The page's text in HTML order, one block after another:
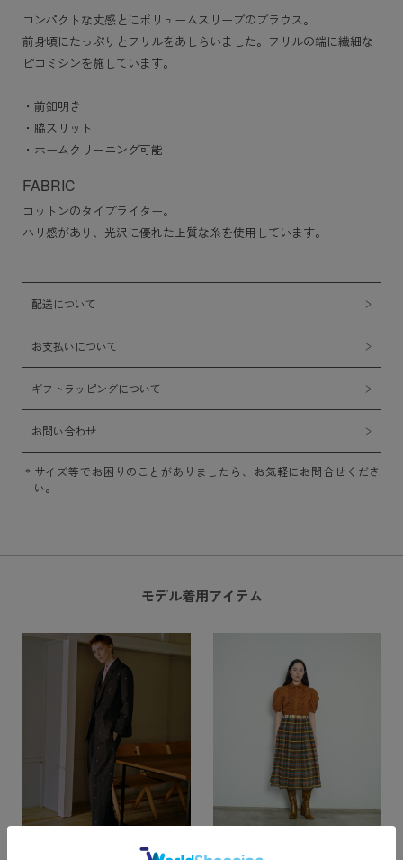
コンパクトな丈感とにボリュームスリーブのブラウス。
前身頃にたっぷりとフリルをあしらいました。フリルの端に繊細な
ピコミシンを施しています。
・前釦明き
・脇スリット
・ホームクリーニング可能
FABRIC
コットンのタイプライター。
ハリ感があり、光沢に優れた上質な糸を使用しています。
配送について
お支払いについて
ギフトラッピングについて
お問い合わせ
サイズ等でお困りのことがありましたら、お気軽にお問合せくださ
い。
モデル着用アイテム